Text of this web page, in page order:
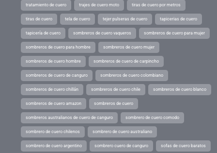
tratamiento de cuero trajes de cuero moto tiras de cuero por metros
tiras de cuero tela de cuero tejer pulseras de cuero tapicerias de cuero
tapicería de cuero sombreros de cuero vaqueros sombreros de cuero para mujer
sombreros de cuero para hombre sombreros de cuero mujer
sombreros de cuero hombre sombreros de cuero de carpincho
sombreros de cuero de canguro sombreros de cuero colombiano
sombreros de cuero chillán sombreros de cuero chile sombreros de cuero blanco
sombreros de cuero amazon sombreros de cuero
sombreros australianos de cuero de canguro sombrero de cuero comodo
sombrero de cuero chilenos sombrero de cuero australiano
sombrero de cuero argentino sombrero cuero de canguro sofas de cuero baratos